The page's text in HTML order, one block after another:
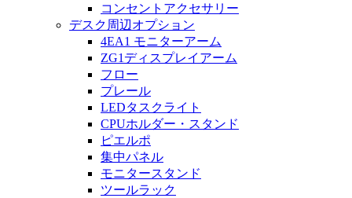
コンセントアクセサリー
デスク周辺オプション
4EA1 モニターアーム
ZG1ディスプレイアーム
フロー
プレール
LEDタスクライト
CPUホルダー・スタンド
ピエルポ
集中パネル
モニタースタンド
ツールラック